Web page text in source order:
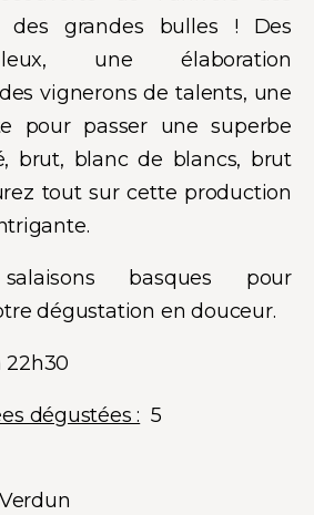
des grandes bulles ! Des
une élaboration
vignerons de talents, une
pour passer une superbe
brut, blanc de blancs, brut
tout sur cette production
basques pour
dégustation en douceur.
22h30
dégustées : 5